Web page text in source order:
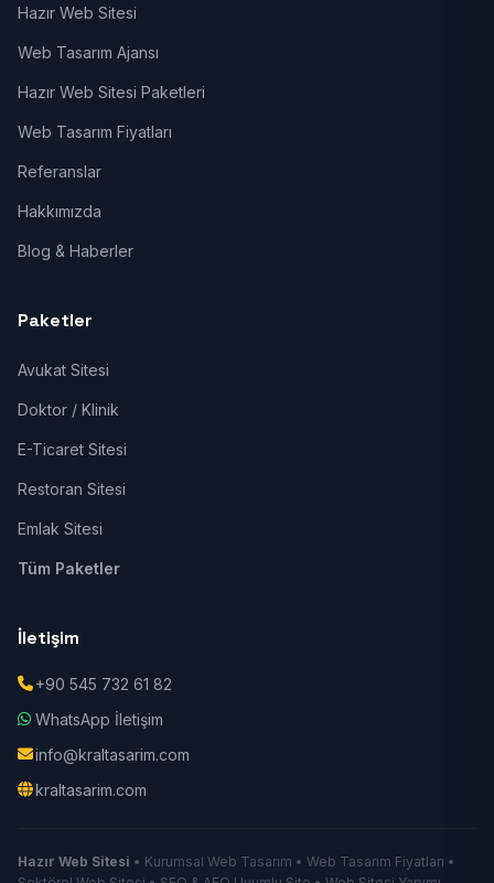
Hazır Web Sitesi
Web Tasarım Ajansı
Hazır Web Sitesi Paketleri
Web Tasarım Fiyatları
Referanslar
Hakkımızda
Blog & Haberler
Paketler
Avukat Sitesi
Doktor / Klinik
E-Ticaret Sitesi
Restoran Sitesi
Emlak Sitesi
Tüm Paketler
İletişim
+90 545 732 61 82
WhatsApp İletişim
info@kraltasarim.com
kraltasarim.com
Hazır Web Sitesi • Kurumsal Web Tasarım • Web Tasarım Fiyatları •